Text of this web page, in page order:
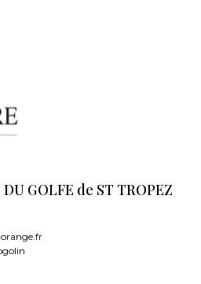
GOLFE de ST TROPEZ